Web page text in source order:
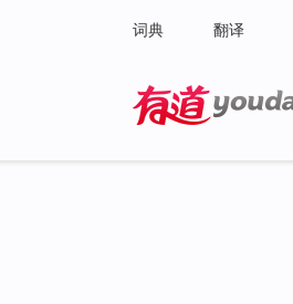
词典 翻译